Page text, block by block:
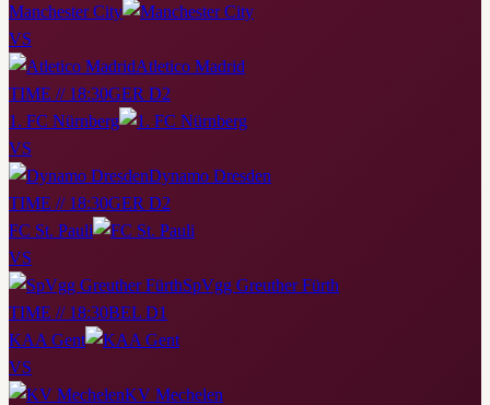
Manchester City
VS
Atletico Madrid
TIME // 18:30GER D2
1. FC Nürnberg
VS
Dynamo Dresden
TIME // 18:30GER D2
FC St. Pauli
VS
SpVgg Greuther Fürth
TIME // 18:30BEL D1
KAA Gent
VS
KV Mechelen